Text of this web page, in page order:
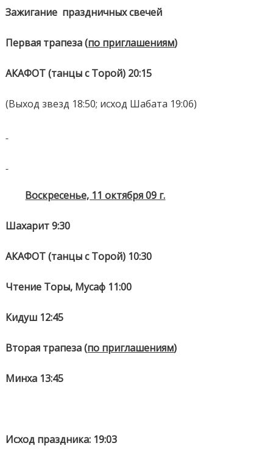
Зажигание праздничных свечей
Первая трапеза (по приглашениям)
АКАФОТ (танцы с Торой) 20:15
(Выход звезд 18:50; исход Шабата 19:06)
Воскресенье, 11 октября 09 г.
Шахарит 9:30
АКАФОТ (танцы с Торой) 10:30
Чтение Торы, Мусаф 11:00
Кидуш 12:45
Вторая трапеза (по приглашениям)
Минха 13:45
Исход праздника: 19:03